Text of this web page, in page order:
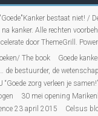
"Goede"Kanker bestaat niet! /
na kanker. Alle rechten
door ThemeGrill.
The book Goede
de bestuurder, de
zorg verleen je samen!”
30 mei opening
23 april 2015
Celsus